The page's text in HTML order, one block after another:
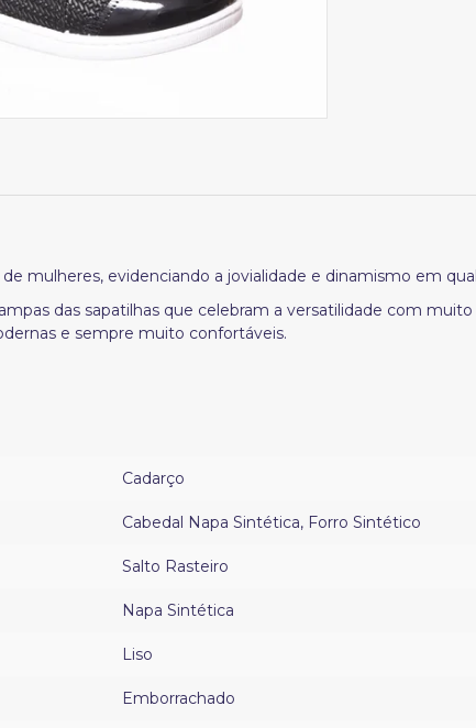
mulheres, evidenciando a jovialidade e dinamismo em
das sapatilhas que celebram a versatilidade com
e sempre muito confortáveis.
Cadarço
Cabedal Napa Sintética, Forro Sintético
Salto Rasteiro
Napa Sintética
Liso
Emborrachado